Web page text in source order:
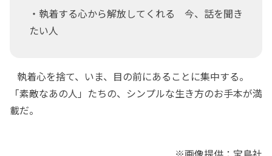
・執着する心から解放してくれる 今、話を聞き
たい人
執着心を捨て、いま、目の前にあることに集中する。
「素敵なあの人」たちの、シンプルな生き方のお手本が満
載だ。